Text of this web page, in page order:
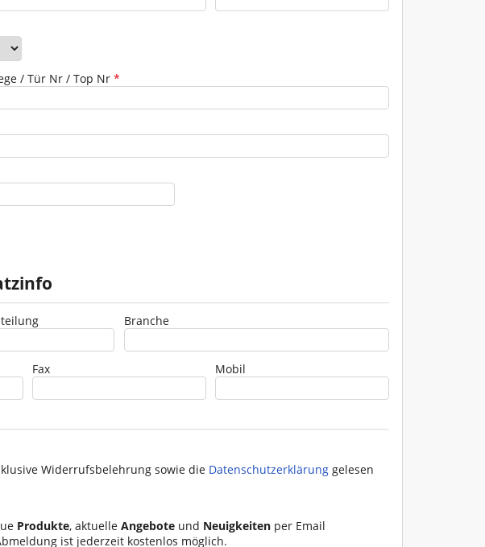
/ Tür Nr / Top Nr *
Branche
Fax Mobil
gelten für alle gegenwärtigen und zukünftigen
Rosa Moser und den Kunden.
Widerrufsbelehrung sowie die Datenschutzerklärunggelesen
Produkte, aktuelle Angeboteund Neuigkeitenper Email
werden. Eine Abmeldung ist jederzeit kostenlos möglich.